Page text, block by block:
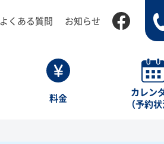
よくある質問 お知らせ
料金
カレン
（予約状